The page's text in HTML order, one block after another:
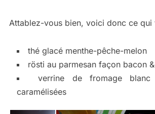
Attablez-vous bien, voici donc ce qui
thé glacé menthe-pêche-melon
rösti au parmesan façon bacon
verrine de fromage blanc
caramélisées